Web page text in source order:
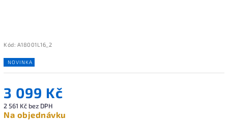
Kód: A18001L16_2
NOVINKA
3 099 Kč
2 561 Kč bez DPH
Na objednávku